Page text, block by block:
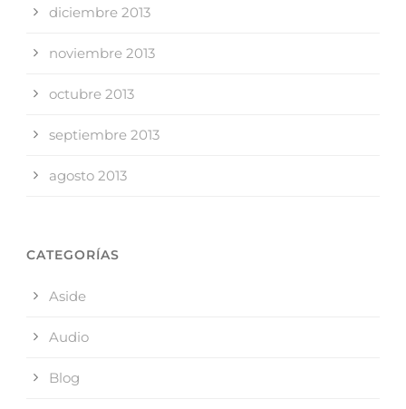
diciembre 2013
noviembre 2013
octubre 2013
septiembre 2013
agosto 2013
CATEGORÍAS
Aside
Audio
Blog